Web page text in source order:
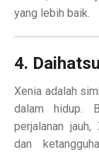
yang lebih baik.
4.
Xenia adalah
dalam hidup.
perjalanan jauh,
dan